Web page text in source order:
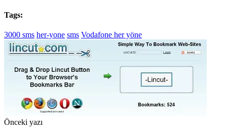
Tags:
3000 sms her-yone sms Vodafone her yöne
Önceki yazı